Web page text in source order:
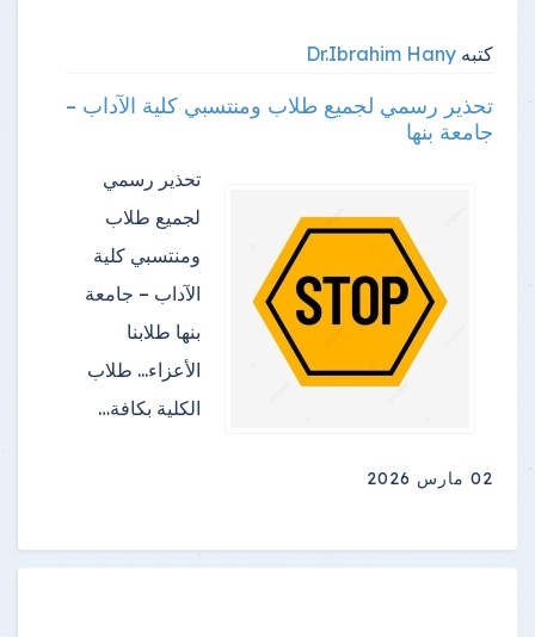
كتبه Dr.Ibrahim Hany
تحذير رسمي لجميع طلاب ومنتسبي كلية الآداب –
جامعة بنها
تحذير رسمي
لجميع طلاب
ومنتسبي كلية
الآداب – جامعة
بنها طلابنا
الأعزاء... طلاب
الكلية بكافة…
02 مارس 2026